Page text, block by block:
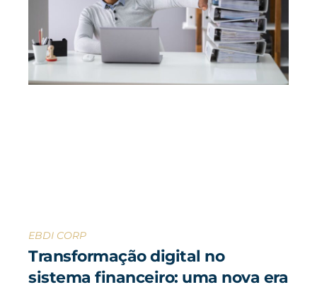
Transformação digital no
sistema financeiro: uma nova era
EBDI CORP